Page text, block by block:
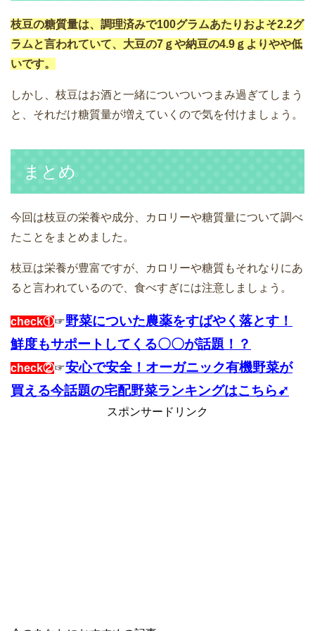
枝豆の糖質量は、調理済みで100グラムあたりおよそ2.2グ
ラムと言われていて、大豆の7ｇや納豆の4.9ｇよりやや低
いです。
しかし、枝豆はお酒と一緒についついつまみ過ぎてしまう
と、それだけ糖質量が増えていくので気を付けましょう。
まとめ
今回は枝豆の栄養や成分、カロリーや糖質量について調べ
たことをまとめました。
枝豆は栄養が豊富ですが、カロリーや糖質もそれなりにあ
ると言われているので、食べすぎには注意しましょう。
check①☞野菜についた農薬をすばやく落とす！
鮮度もサポートしてくる〇〇が話題！？
check②☞安心で安全！オーガニック有機野菜が
買える今話題の宅配野菜ランキングはこちら➹
スポンサードリンク